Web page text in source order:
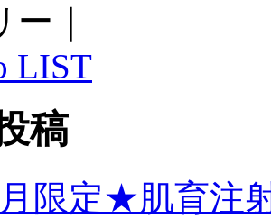
｜
LIST
稿
限定★肌育注